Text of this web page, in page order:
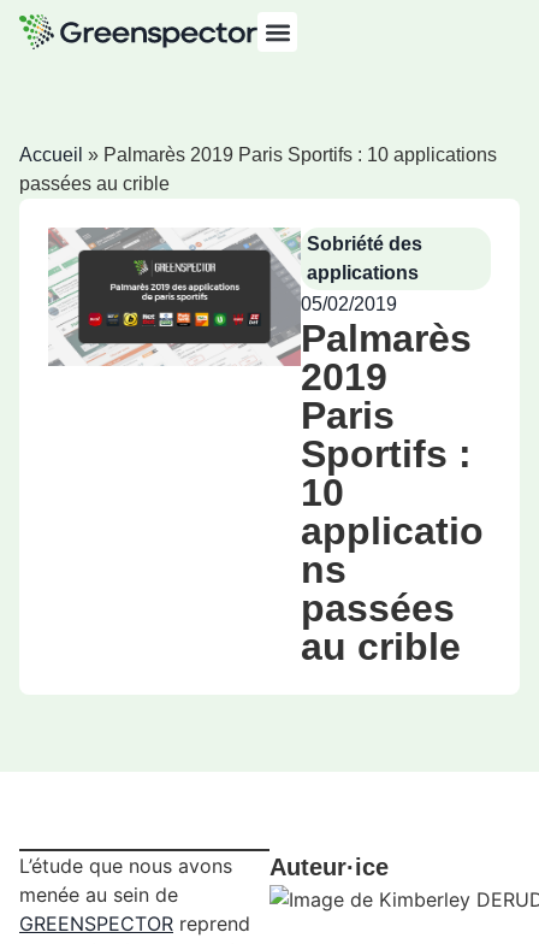
Accueil » Palmarès 2019 Paris Sportifs : 10 applications
passées au crible
Sobriété des
applications
05/02/2019
Palmarès
2019
Paris
Sportifs :
10
applicatio
ns
passées
au crible
L’étude que nous avons
menée au sein de
GREENSPECTOR reprend
Auteur·ice